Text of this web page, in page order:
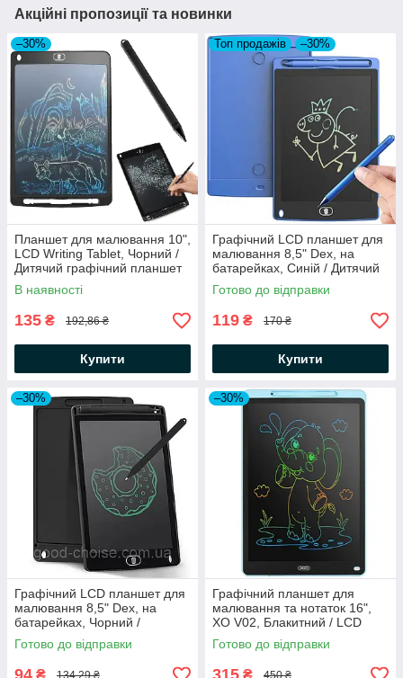
Акційні пропозиції та новинки
–30%
Планшет для малювання 10",
LCD Writing Tablet, Чорний /
Дитячий графічний планшет
для малювання зі стилусом
В наявності
135 ₴ 192,86 ₴
Купити
Топ продажів –30%
Графічний LCD планшет для
малювання 8,5" Dex, на
батарейках, Синій / Дитячий
планшет для малювання
Готово до відправки
119 ₴ 170 ₴
Купити
–30%
Графічний LCD планшет для
малювання 8,5" Dex, на
батарейках, Чорний /
Дитячий планшет для
малювання
Готово до відправки
134,29 ₴
–30%
Графічний планшет для
малювання та нотаток 16",
XO V02, Блакитний / LCD
планшет зі стілусом
Готово до відправки
450 ₴